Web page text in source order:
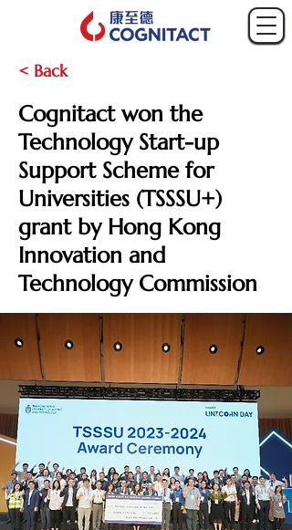
< Back
Cognitact won the
Technology Start-up
Support Scheme for
Universities (TSSSU+)
grant by Hong Kong
Innovation and
Technology Commission